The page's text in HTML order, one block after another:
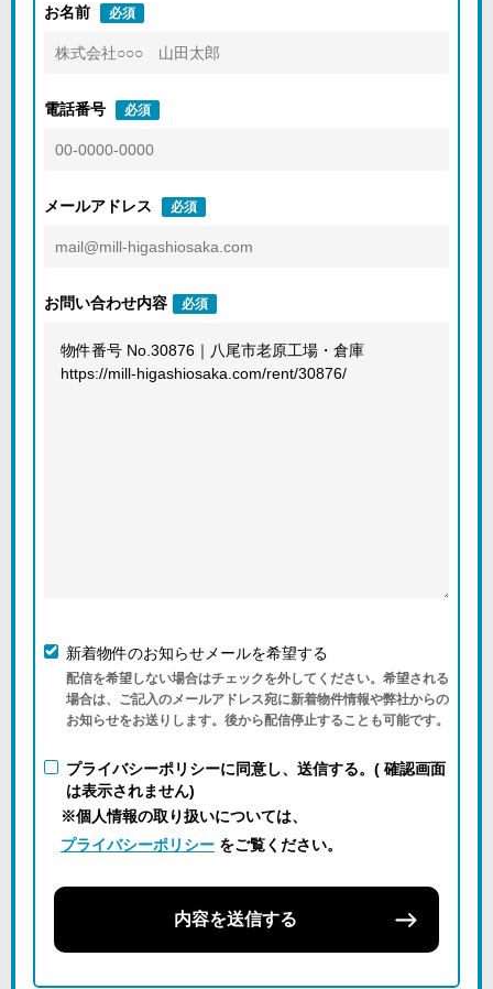
お名前 必須
電話番号 必須
メールアドレス 必須
お問い合わせ内容 必須
新着物件のお知らせメールを希望する
配信を希望しない場合はチェックを外してください。希望される
場合は、ご記入のメールアドレス宛に新着物件情報や弊社からの
お知らせをお送りします。後から配信停止することも可能です。
プライバシーポリシーに同意し、送信する。( 確認画面
は表示されません)
※個人情報の取り扱いについては、
プライバシーポリシー をご覧ください。
内容を送信する